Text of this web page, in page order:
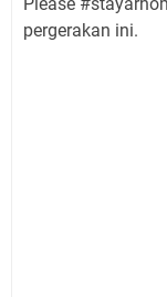
pergerakan ini.